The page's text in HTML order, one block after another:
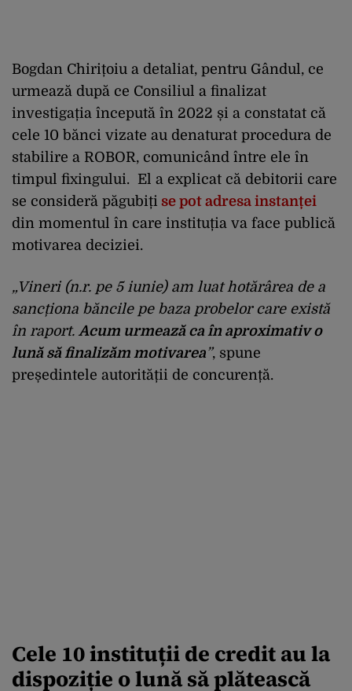
Bogdan Chirițoiu a detaliat, pentru Gândul, ce
urmează după ce Consiliul a finalizat
investigația începută în 2022 și a constatat că
cele 10 bănci vizate au denaturat procedura de
stabilire a ROBOR, comunicând între ele în
timpul fixingului. El a explicat că debitorii care
se consideră păgubiți se pot adresa instanței
din momentul în care instituția va face publică
motivarea deciziei.
„Vineri (n.r. pe 5 iunie) am luat hotărârea de a
sancționa băncile pe baza probelor care există
în raport. Acum urmează ca în aproximativ o
lună să finalizăm motivarea”, spune
președintele autorității de concurență.
Cele 10 instituții de credit au la
dispoziție o lună să plătească